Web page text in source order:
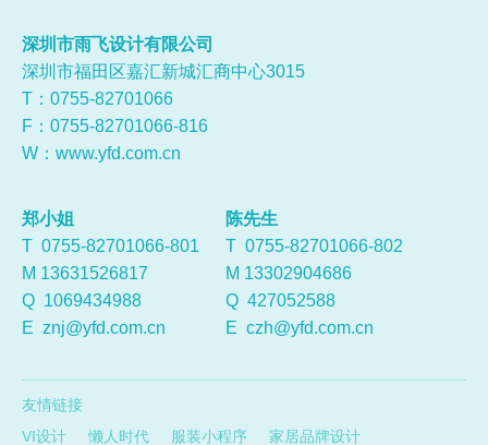
深圳市雨飞设计有限公司
深圳市福田区嘉汇新城汇商中心3015
T：0755-82701066
F：0755-82701066-816
W： www.yfd.com.cn
郑小姐
T 0755-82701066-801
M 13631526817
Q 1069434988
E znj@yfd.com.cn
陈先生
T 0755-82701066-802
M 13302904686
Q 427052588
E czh@yfd.com.cn
友情链接
VI设计
懒人时代 服装小程序 家居品牌设计